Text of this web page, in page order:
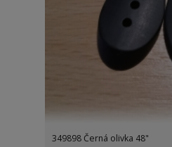
349898 Černá olivka 48"